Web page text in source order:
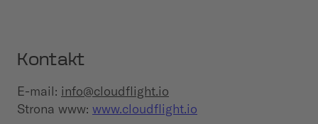
Kontakt
E-mail: info@cloudflight.io
Strona www: www.cloudflight.io